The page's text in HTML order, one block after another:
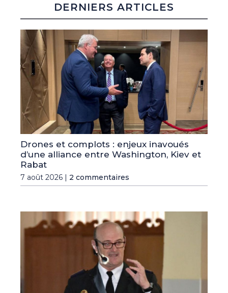
DERNIERS ARTICLES
Drones et complots : enjeux inavoués
d’une alliance entre Washington, Kiev et
Rabat
7 août 2026 | 2 commentaires